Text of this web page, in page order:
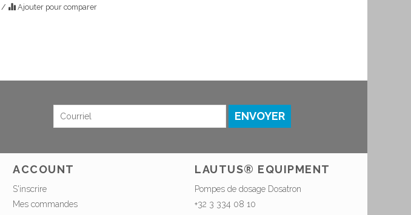
/ Ajouter pour comparer
ENVOYER
ACCOUNT
S'inscrire
Mes commandes
LAUTUS® EQUIPMENT
Pompes de dosage Dosatron
+32 3 334 08 10